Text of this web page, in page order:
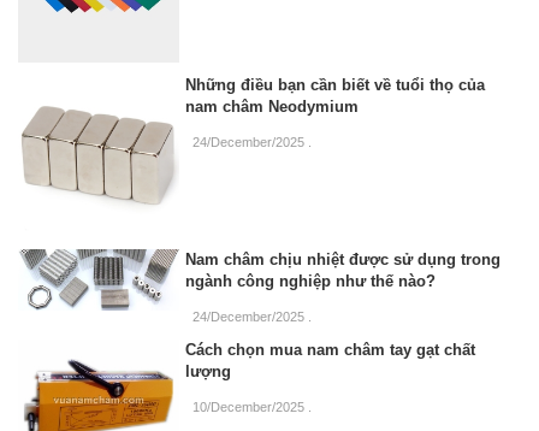
Những điều bạn cần biết về tuổi thọ của
nam châm Neodymium
24/December/2025
Nam châm chịu nhiệt được sử dụng trong
ngành công nghiệp như thế nào?
24/December/2025
Cách chọn mua nam châm tay gạt chất
lượng
10/December/2025